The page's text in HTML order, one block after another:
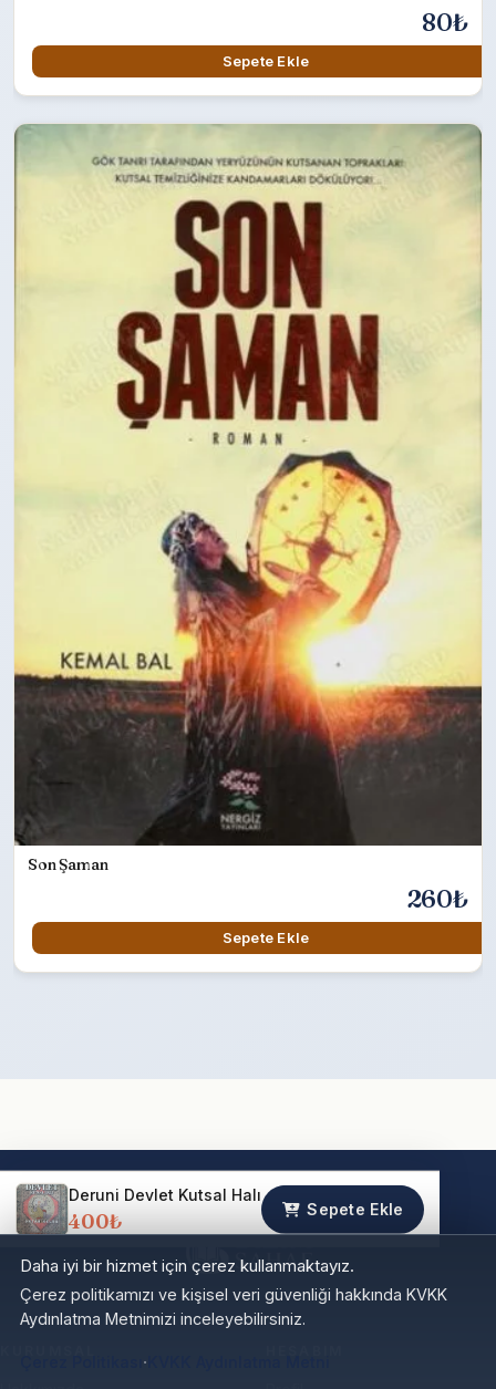
80₺
Sepete Ekle
Son Şaman
260₺
Sepete Ekle
Deruni Devlet Kutsal Halı
400₺ Sepete Ekle
Daha iyi bir hizmet için çerez kullanmaktayız.
Çerez politikamızı ve kişisel veri güvenliği hakkında KVKK
Aydınlatma Metnimizi inceleyebilirsiniz.
·